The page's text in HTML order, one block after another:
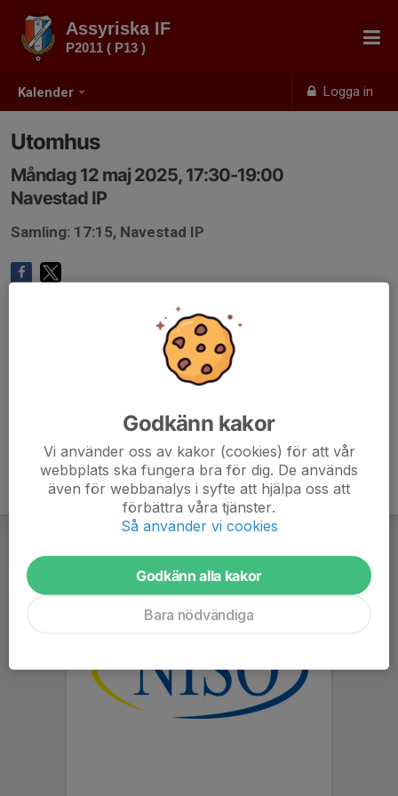
Kalender Logga in
Assyriska IF
P2011 ( P13 )
Utomhus
Måndag 12 maj 2025, 17:30-19:00
Navestad IP
Samling: 17:15, Navestad IP
Godkänn kakor
Vi använder oss av kakor (cookies) för att vår
webbplats ska fungera bra för dig. De används
även för webbanalys i syfte att hjälpa oss att
förbättra våra tjänster.
Så använder vi cookies
Godkänn alla kakor
Bara nödvändiga